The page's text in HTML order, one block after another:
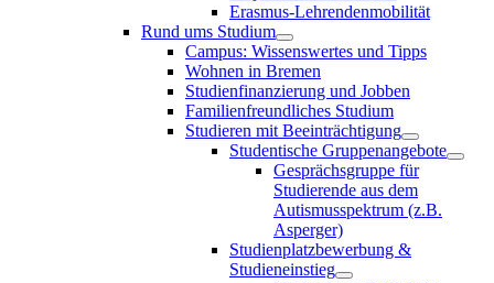
Erasmus-Lehrendenmobilität
Rund ums Studium
Campus: Wissenswertes und Tipps
Wohnen in Bremen
Studienfinanzierung und Jobben
Familienfreundliches Studium
Studieren mit Beeinträchtigung
Studentische Gruppenangebote
Gesprächsgruppe für
Studierende aus dem
Autismusspektrum (z.B.
Asperger)
Studienplatzbewerbung &
Studieneinstieg